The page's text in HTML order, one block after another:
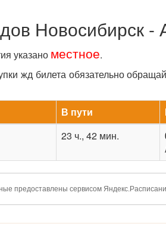
Новосибирск -
указано местное.
жд билета обязательно
В пути
23 ч., 42 мин.
предоставлены сервисом